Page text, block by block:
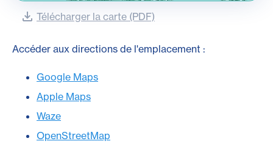
Télécharger la carte (PDF)
Accéder aux directions de l'emplacement :
Google Maps
Apple Maps
Waze
OpenStreetMap